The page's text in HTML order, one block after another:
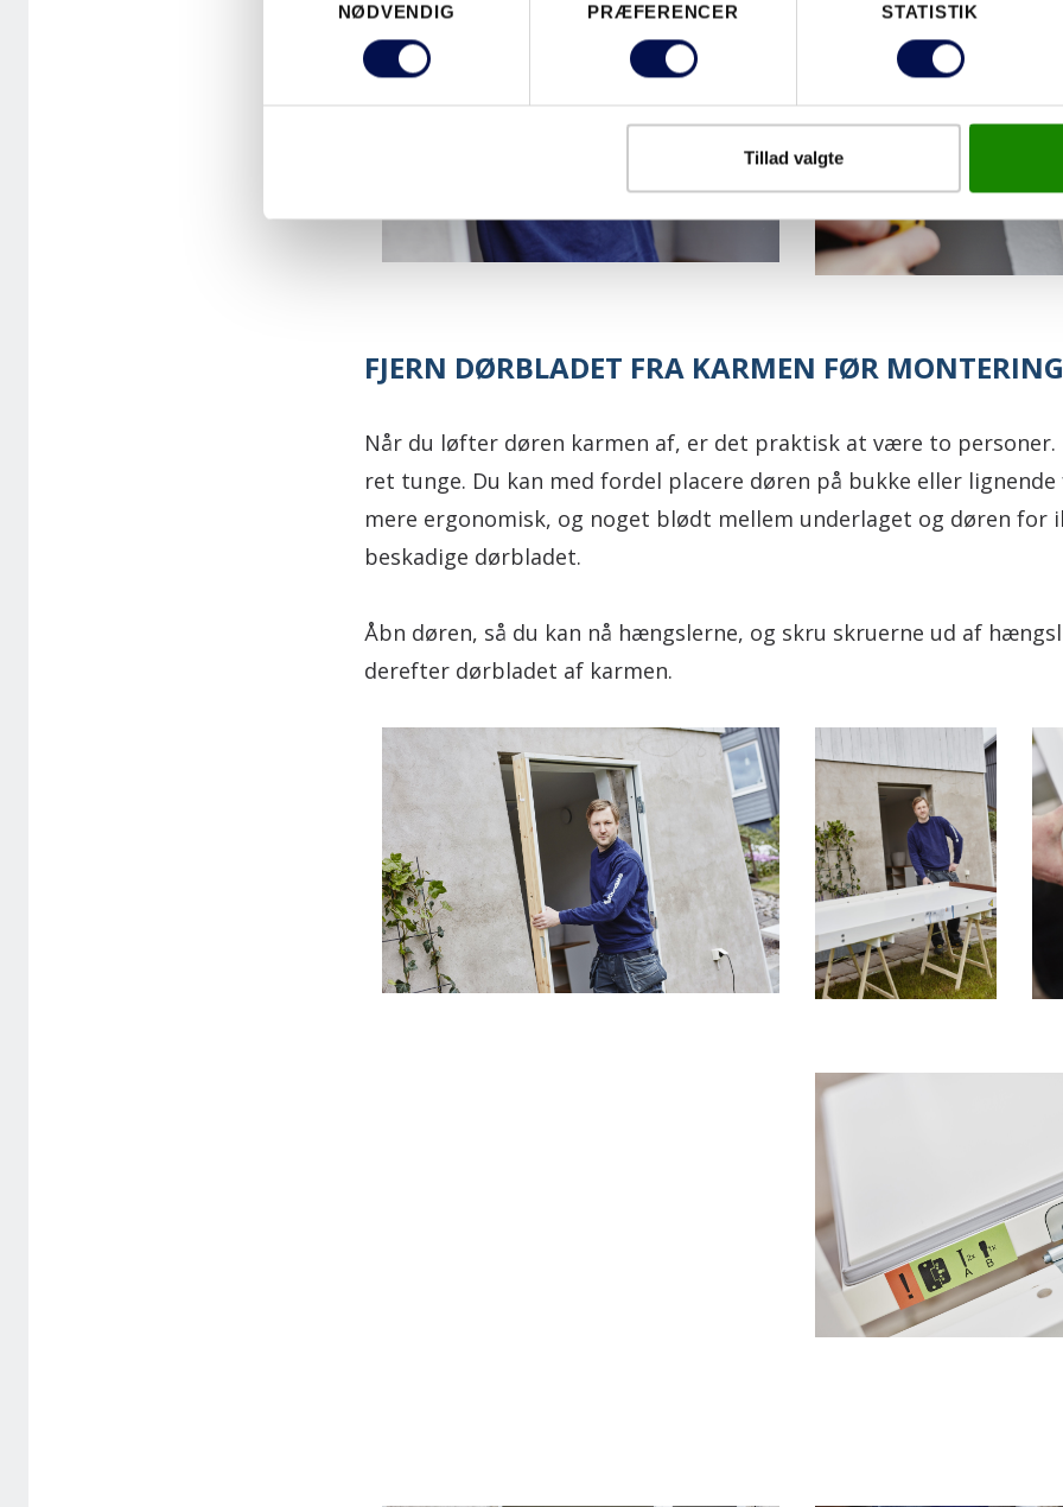
NØDVENDIG
PRÆFERENCER STATISTIK
Tillad valgte
FJERN DØRBLADET FRA KARMEN FØR MONTERING
Når du løfter døren karmen af, er det praktisk at være to personer.
ret tunge. Du kan med fordel placere døren på bukke eller
mere ergonomisk, og noget blødt mellem underlaget og døren for
beskadige dørbladet.
Åbn døren, så du kan nå hængslerne, og skru skruerne ud af
derefter dørbladet af karmen.